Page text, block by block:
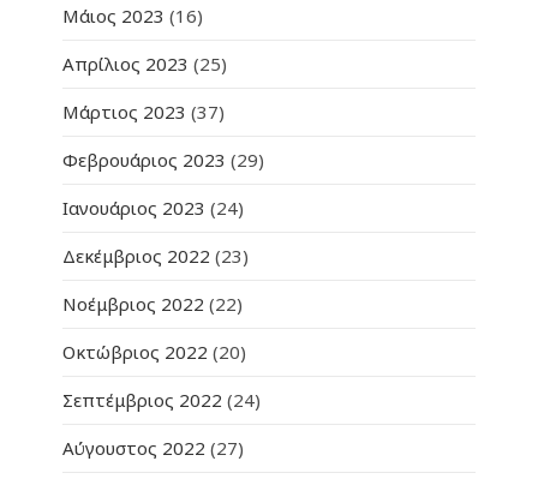
Μάιος 2023 (16)
Απρίλιος 2023 (25)
Μάρτιος 2023 (37)
Φεβρουάριος 2023 (29)
Ιανουάριος 2023 (24)
Δεκέμβριος 2022 (23)
Νοέμβριος 2022 (22)
Οκτώβριος 2022 (20)
Σεπτέμβριος 2022 (24)
Αύγουστος 2022 (27)